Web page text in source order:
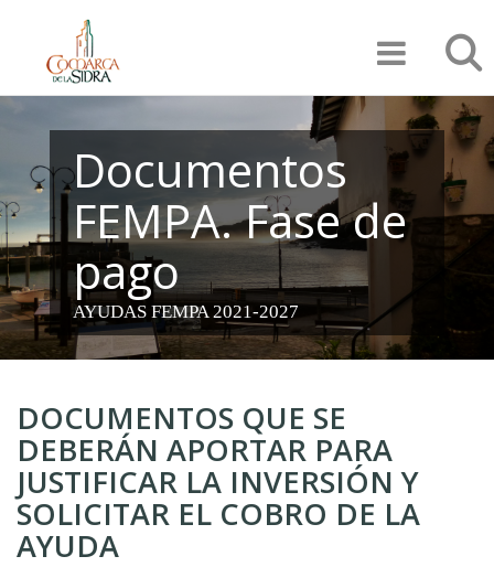
contenido
principal
Documentos
FEMPA. Fase de
pago
AYUDAS FEMPA 2021-2027
DOCUMENTOS QUE SE
DEBERÁN APORTAR PARA
JUSTIFICAR LA INVERSIÓN Y
SOLICITAR EL COBRO DE LA
AYUDA